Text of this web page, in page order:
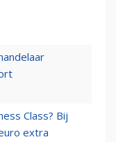
Class? Bij
extra